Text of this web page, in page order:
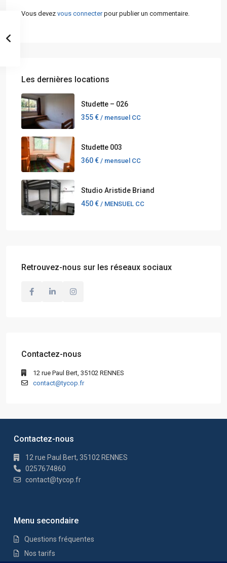
Vous devez vous connecterpour publier un commentaire.
Les dernières locations
Studette – 026
355 € / mensuel CC
Studette 003
360 € / mensuel CC
Studio Aristide Briand
450 € / MENSUEL CC
Retrouvez-nous sur les réseaux sociaux
Contactez-nous
12 rue Paul Bert, 35102 RENNES
contact@tycop.fr
Contactez-nous
12 rue Paul Bert, 35102 RENNES
0257674860
contact@tycop.fr
Menu secondaire
Questions fréquentes
Nos tarifs